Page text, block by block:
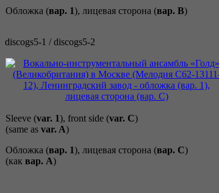
Обложка (вар. 1), лицевая сторона (вар. B)
discogs5-1 / discogs5-2
Sleeve (var. 1), front side (var. C)
(same as var. A)
Обложка (вар. 1), лицевая сторона (вар. C)
(как вар. A)